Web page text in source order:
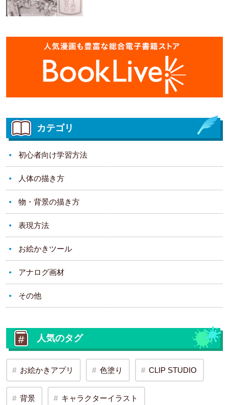
カテゴリ
初心者向け学習方法
人体の描き方
物・背景の描き方
表現方法
お絵かきツール
アナログ画材
その他
人気のタグ
お絵かきアプリ 色塗り CLIP STUDIO
背景 キャラクターイラスト